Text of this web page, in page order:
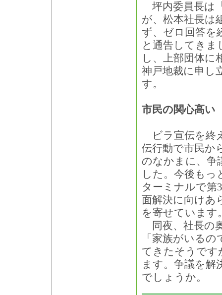
坪内委員長は
が、松本社長は
ず、ゼロ回答を
と通告してきま
し、上部団体に
神戸地裁に申し
す。
市民の関心高い
ビラ宣伝を終
伝行動で市民か
のなかまに、争
した。今後もっ
ターミナルで第
面解決に向けあ
を寄せています
同夜、社長の
「家族がいる
てきたそうです
ます。争議を解
でしょうか。